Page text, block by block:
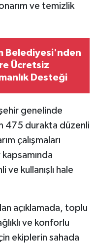
ve temizlik
Belediyesi'nden
Ücretsiz
Desteği
genelinde
475 durakta düzenli
çalışmaları
ve kullanışlı hale
açıklamada, toplu
ve konforlu
ekiplerin sahada